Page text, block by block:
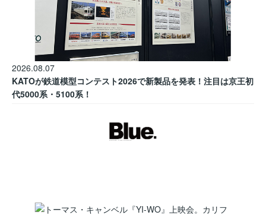
2026.08.07
KATOが鉄道模型コンテスト2026で新製品を発表！注目は京王初
代5000系・5100系！